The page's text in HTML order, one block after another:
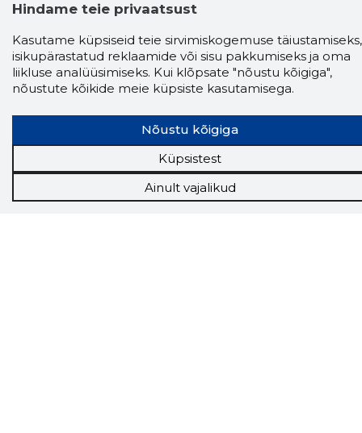
Storybooki laiendus ütleb Sulle, mis firma
see firma täna on.LAADI LAIENDUS ALLA
Näed helistaja tausta!Storybooki Äpp toob
OTSEKONTAKTID400 000 Eesti
ettevõtte ja isikute kohta (juhid, ametnikud).
Andmed on rikastatud maksevõime ja
finantsinfoga.
Hindame teie privaatsust
Kasutame küpsiseid teie sirvimiskogemuse täiustamiseks,
isikupärastatud reklaamide või sisu pakkumiseks ja oma
liikluse analüüsimiseks. Kui klõpsate "nõustu kõigiga",
nõustute kõikide meie küpsiste kasutamisega.
Nõustu kõigiga
Küpsistest
Ainult vajalikud